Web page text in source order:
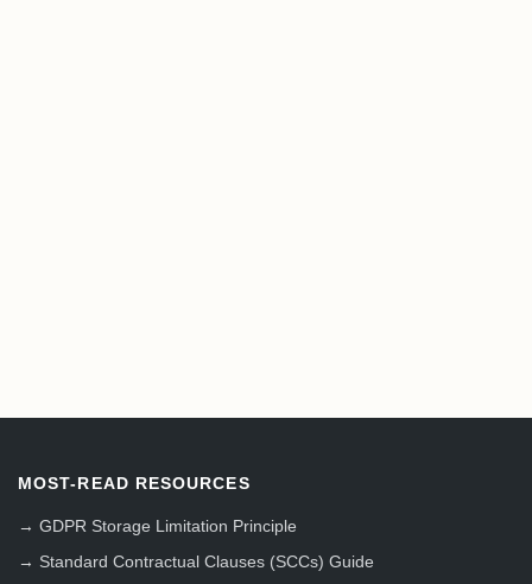
MOST-READ RESOURCES
→ GDPR Storage Limitation Principle
→ Standard Contractual Clauses (SCCs) Guide